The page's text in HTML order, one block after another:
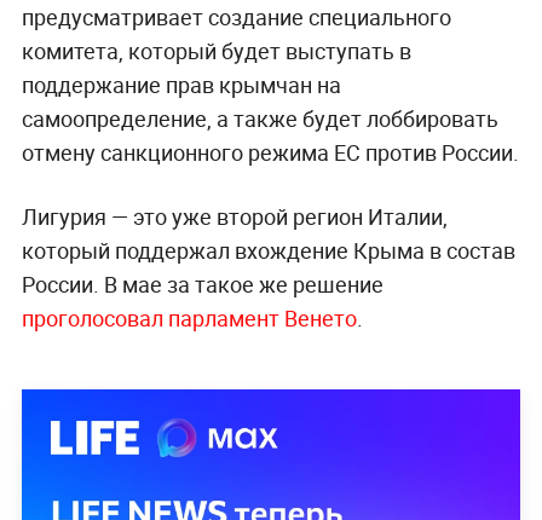
предусматривает создание специального
комитета, который будет выступать в
поддержание прав крымчан на
самоопределение, а также будет лоббировать
отмену санкционного режима ЕС против России.
Лигурия — это уже второй регион Италии,
который поддержал вхождение Крыма в состав
России. В мае за такое же решение
проголосовал парламент Венето.